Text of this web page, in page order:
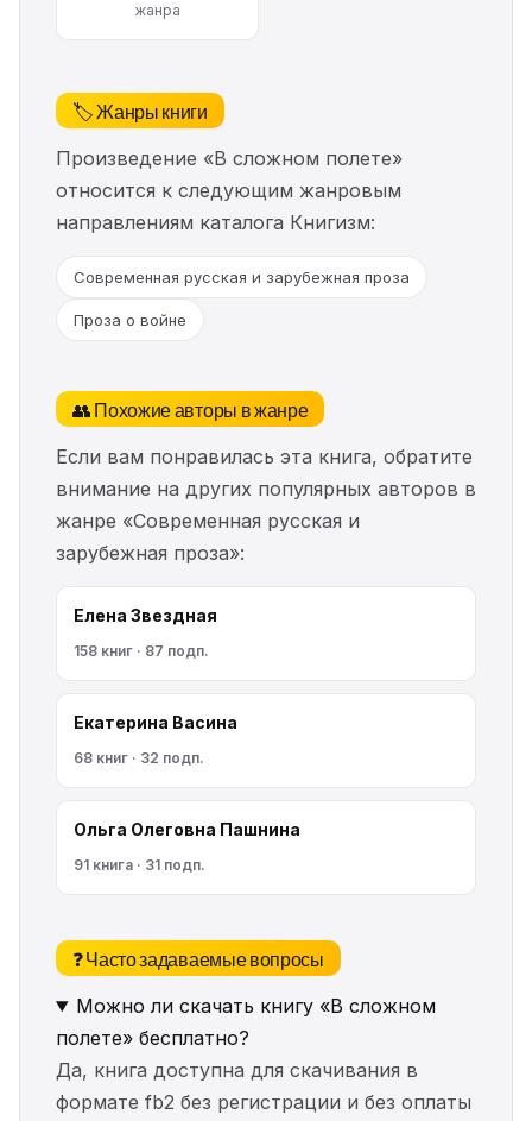
жанра
🏷️ Жанры книги
Произведение «В сложном полете»
относится к следующим жанровым
направлениям каталога Книгизм:
Современная русская и зарубежная проза
Проза о войне
👥 Похожие авторы в жанре
Если вам понравилась эта книга, обратите
внимание на других популярных авторов в
жанре «Современная русская и
зарубежная проза»:
Елена Звездная
158 книг · 87 подп.
Екатерина Васина
68 книг · 32 подп.
Ольга Олеговна Пашнина
91 книга · 31 подп.
❓ Часто задаваемые вопросы
Можно ли скачать книгу «В сложном
полете» бесплатно?
Да, книга доступна для скачивания в
формате fb2 без регистрации и без оплаты